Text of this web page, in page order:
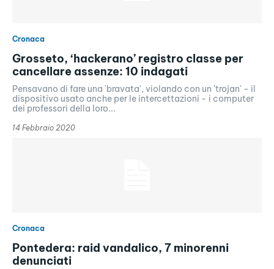
Cronaca
Grosseto, ‘hackerano’ registro classe per
cancellare assenze: 10 indagati
Pensavano di fare una 'bravata', violando con un 'trojan' - il
dispositivo usato anche per le intercettazioni - i computer
dei professori della loro...
14 Febbraio 2020
Cronaca
Pontedera: raid vandalico, 7 minorenni
denunciati